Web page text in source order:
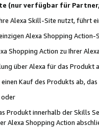
(nur verfügbar für
Alexa Skill-Site nutzt, führt
Alexa Shopping Action-
Shopping Action zu Ihrer
über Alexa für das Produkt
Kauf des Produkts ab,
Produkt innerhalb der Skills
Alexa Shopping Action